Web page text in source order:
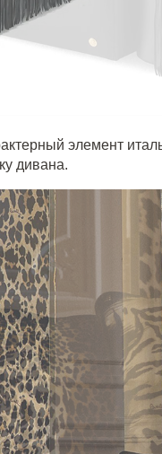
элемент
дивана.